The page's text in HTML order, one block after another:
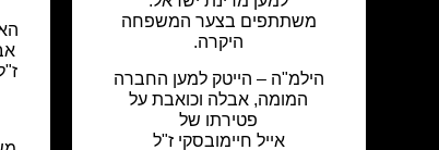
משתתפים בצער המשפחה
היקרה.
הילמ"ה – הייטק למען החברה
המומה, אבלה וכואבת על
פטירתו של
אייל חיימובסקי ז"ל